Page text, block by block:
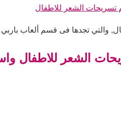
تسريحات الشعر للاطفال
والتي تجدها فى قسم ألعاب باربي
الشعر للاطفال